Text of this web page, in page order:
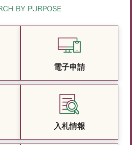
電子申請
入札情報